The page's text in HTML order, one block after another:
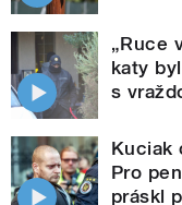
„Ruce
katy
s
Kuciak
Pro
práskl